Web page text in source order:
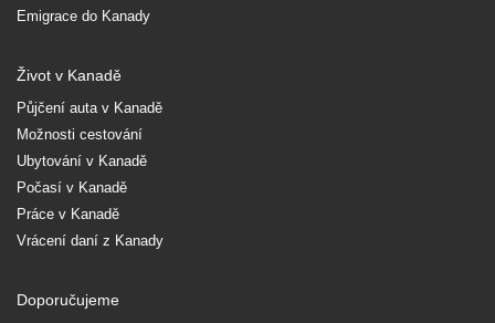
Emigrace do Kanady
Život v Kanadě
Půjčení auta v Kanadě
Možnosti cestování
Ubytování v Kanadě
Počasí v Kanadě
Práce v Kanadě
Vrácení daní z Kanady
Doporučujeme